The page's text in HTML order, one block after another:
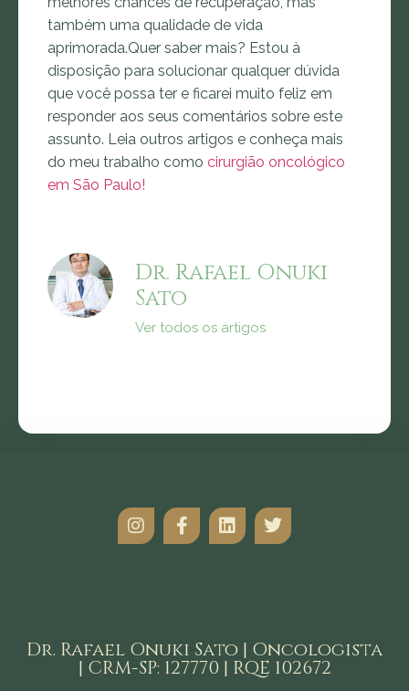
também uma qualidade de vida
aprimorada.Quer saber mais? Estou à
disposição para solucionar qualquer dúvida
que você possa ter e ficarei muito feliz em
responder aos seus comentários sobre este
assunto. Leia outros artigos e conheça mais
do meu trabalho como cirurgião oncológico
em São Paulo!
Dr. Rafael Onuki
Sato
Ver todos os artigos
Dr. Rafael Onuki Sato | Oncologista
| CRM-SP: 127770 | RQE 102672